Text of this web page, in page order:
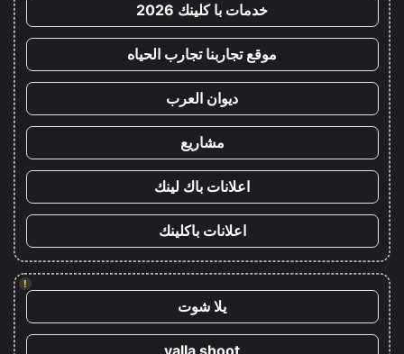
خدمات با كلينك 2026
موقع تجاربنا تجارب الحياه
ديوان العرب
مشاريع
اعلانات باك لينك
اعلانات باكلينك
!
يلا شوت